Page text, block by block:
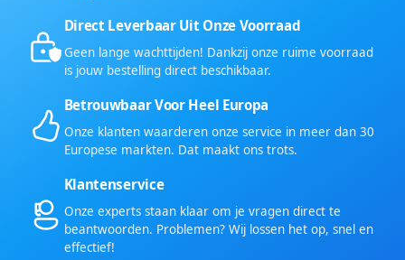
Direct Leverbaar Uit Onze Voorraad
Geen lange wachttijden! Dankzij onze ruime voorraad
is jouw bestelling direct beschikbaar.
Betrouwbaar Voor Heel Europa
Onze klanten waarderen onze service in meer dan 30
Europese markten. Dat maakt ons trots.
Klantenservice
Onze experts staan klaar om je vragen direct te
beantwoorden. Problemen? Wij lossen het op, snel en
effectief!